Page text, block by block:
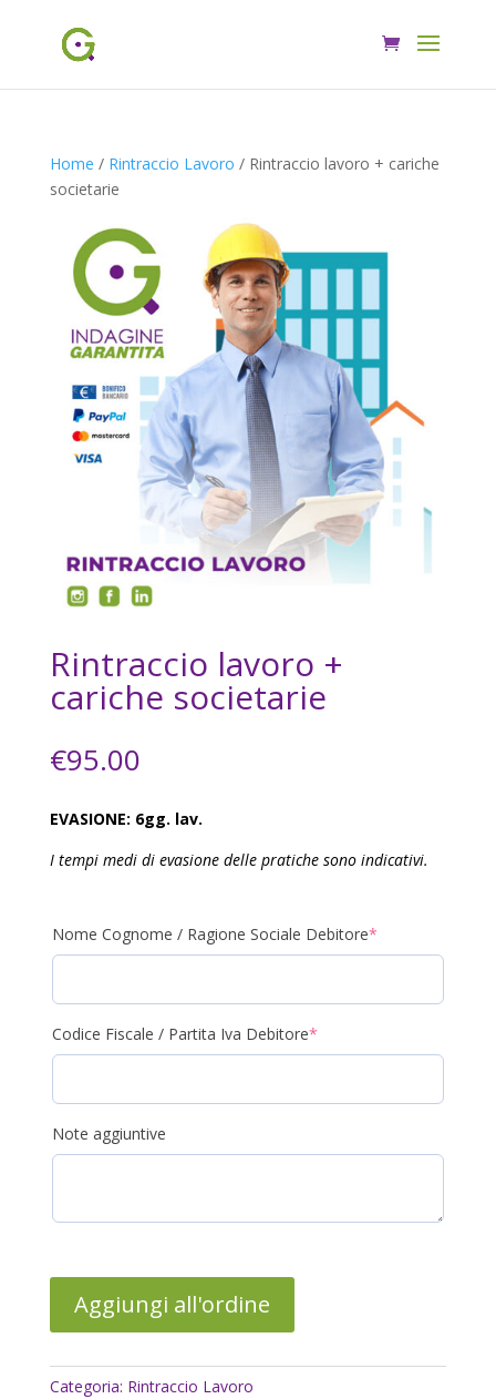
Home / Rintraccio Lavoro / Rintraccio lavoro + cariche
societarie
Rintraccio lavoro +
cariche societarie
€95.00
EVASIONE: 6gg. lav.
I tempi medi di evasione delle pratiche sono indicativi.
Nome Cognome / Ragione Sociale Debitore*(required)
Codice Fiscale / Partita Iva Debitore*(required)
Note aggiuntive
Aggiungi all'ordine
Categoria: Rintraccio Lavoro